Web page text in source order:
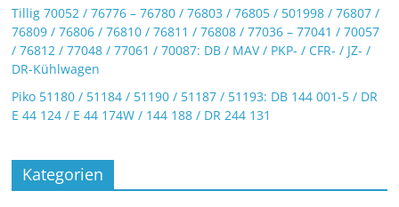
Tillig 70052 / 76776 – 76780 / 76803 / 76805 / 501998 / 76807 /
76809 / 76806 / 76810 / 76811 / 76808 / 77036 – 77041 / 70057
/ 76812 / 77048 / 77061 / 70087: DB / MAV / PKP- / CFR- / JZ- /
DR-Kühlwagen
Piko 51180 / 51184 / 51190 / 51187 / 51193: DB 144 001-5 / DR
E 44 124 / E 44 174W / 144 188 / DR 244 131
Kategorien